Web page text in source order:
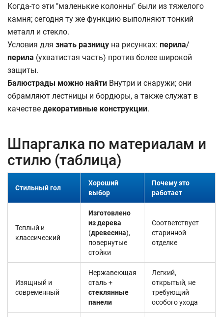
Когда-то эти "маленькие колонны" были из тяжелого
камня; сегодня ту же функцию выполняют тонкий
металл и стекло.
Условия для знать разницу на рисунках: перила/
перила (ухватистая часть) против более широкой
защиты.
Балюстрады можно найти Внутри и снаружи; они
обрамляют лестницы и бордюры, а также служат в
качестведекоративные конструкции.
Шпаргалка по материалам и
стилю (таблица)
Стильный гол
Хороший
выбор
Почему это
работает
Теплый и
классический
Изготовлено
из дерева
(древесина),
повернутые
стойки
Соответствует
старинной
отделке
Изящный и
современный
Нержавеющая
сталь +
стеклянные
панели
Легкий,
открытый, не
требующий
особого ухода